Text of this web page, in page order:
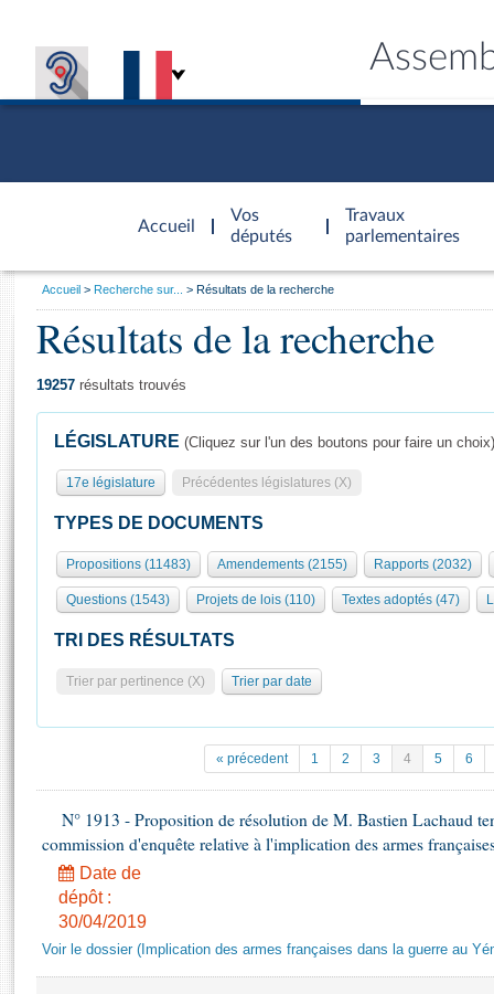
Accueil
d'accueil
Vos
députés
Travaux
parlementaires
Présidence
577 députés
Groupes politiques
Séance publique
Commissions et autres organes
Europe et International
Pétitions
Projets de loi
Propositions de loi
Amendements
Textes adoptés
Général
Rôle et pouvoirs de l'Assemblée
Organisation de l'Assemblée
Présidence Conférence des Présidents Bureau Collège des
Statistiques et chiffres clés
Documents de référence
( Constitution | Règlement de l'Assemblée ... )
Juniors
Anciennes législatures
Liens vers les sites publics
Visiter l'Assemblée
Visite virtuelle du palais Bourbon
Assister à une séance
Contacts et plan d'accès
Photos libres de droit
Vous
Accueil Recherche sur... Résultats de la recherche
Résultats de la recherche
19257 résultats trouvés
LÉGISLATURE (Cliquez sur l'un des boutons pour faire un choix)
17e législature Précédentes législatures (X)
TYPES DE DOCUMENTS
Propositions (11483) Amendements (2155) Rapports (2032)
Questions (1543) Projets de lois (110) Textes adoptés (47)
TRI DES RÉSULTATS
Trier par pertinence (X) Trier par date
« précedent 1 2 3 4 5 6
N° 1913 - Proposition de résolution de M. Bastien Lachaud
commission d'enquête relative à l'implication des armes
Date de
dépôt :
30/04/2019
Voir le dossier (Implication des armes françaises dans la guerre au